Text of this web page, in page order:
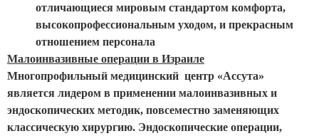
отличающиеся мировым стандартом комфорта,
высокопрофессиональным уходом, и прекрасным
отношением персонала
Малоинвазивные операции в Израиле
Многопрофильный медицинский центр «Ассута»
является лидером в применении малоинвазивных и
эндоскопических методик, повсеместно заменяющих
классическую хирургию. Эндоскопические операции,